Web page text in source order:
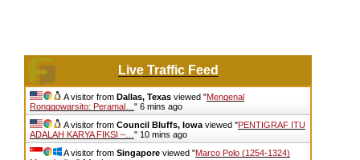
Live Traffic Feed
A visitor from Dallas, Texas viewed "Mengenal
Ronggowarsito: Peramal… " 6 mins ago
A visitor from Council Bluffs, Iowa viewed "PENTIGRAF ITU
ADALAH KARYA FIKSI –… " 10 mins ago
A visitor from Singapore viewed "Marco Polo (1254-1324)